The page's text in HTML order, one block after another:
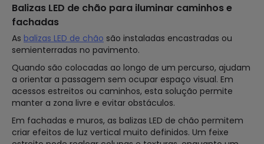
Balizas LED de chão para iluminar caminhos e
fachadas
As balizas LED de chão são instaladas encastradas ou
semienterradas no pavimento.
Quando são colocadas ao longo de um percurso, ajudam
a orientar a passagem sem ocupar espaço visual. Em
acessos estreitos ou caminhos, esta solução permite
manter a zona livre e evitar obstáculos.
Em fachadas e muros, as balizas LED de chão permitem
criar efeitos de luz vertical muito definidos. Um feixe